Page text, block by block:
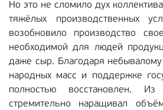
Но это не сломило дух
тяжёлых производственных
возобновило производство
необходимой для людей
даже сыр. Благодаря
народных масс и поддержке
полностью восстановлен.
стремительно наращивал